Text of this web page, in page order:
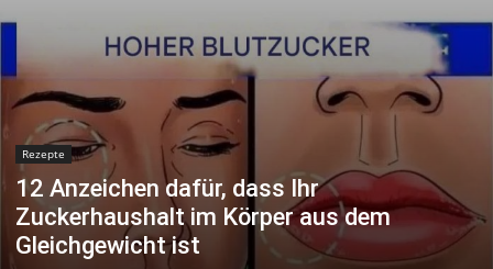
Rezepte
12 Anzeichen dafür, dass Ihr
Zuckerhaushalt im Körper aus dem
Gleichgewicht ist